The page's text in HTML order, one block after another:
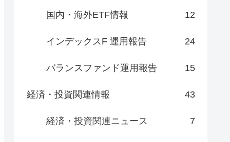
国内・海外ETF情報 12
インデックスF 運用報告 24
バランスファンド運用報告 15
経済・投資関連情報 43
経済・投資関連ニュース 7